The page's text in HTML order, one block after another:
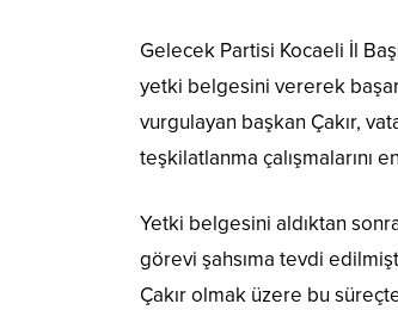
Gelecek Partisi Kocaeli İl
yetki belgesini vererek
vurgulayan başkan Çakır,
teşkilatlanma çalışmalarını
Yetki belgesini aldıktan
görevi şahsıma tevdi
Çakır olmak üzere bu